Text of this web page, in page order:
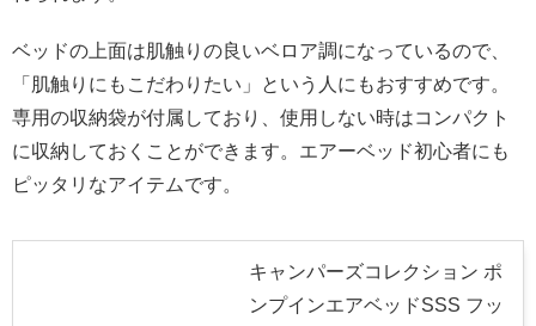
ベッドの上面は肌触りの良いベロア調になっているので、
「肌触りにもこだわりたい」という人にもおすすめです。
専用の収納袋が付属しており、使用しない時はコンパクト
に収納しておくことができます。エアーベッド初心者にも
ピッタリなアイテムです。
キャンパーズコレクション ポ
ンプインエアベッドSSS フッ